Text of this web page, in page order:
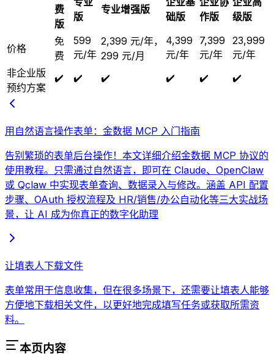
费
版
版
专业增强版
础版
作版
级版
价格
免
费
599
元/年
2,399 元/年，
299 元/月
4,399
元/年
7,399
元/年
23,999
元/年
非企业版
预约方案
✔️ ✔️ ✔️ ✔️ ✔️ ✔️
用自然语言操作表单：金数据 MCP 入门指南
告别繁琐的表单后台操作！本文详细介绍金数据 MCP 协议的
使用教程。只需通过自然语言，即可在 Claude、OpenClaw
或 Qclaw 中实现表单查询、数据录入与修改。涵盖 API 配置
步骤、OAuth 授权流程及 HR/销售/办公自动化等三大实战场
景，让 AI 成为你真正的数字化助理
让填表人下载文件
表单常用于信息收集，但在很多场景下，还需要让填表人能够
方便地下载相关文件，以更好地完成填写任务或获取所需资
料。
本页内容